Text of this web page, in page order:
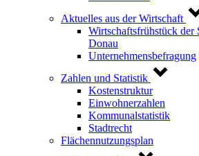
Aktuelles aus der Wirtschaft
Wirtschaftsfrühstück der
Donau
Unternehmensbefragung
Zahlen und Statistik
Kostenstruktur
Einwohnerzahlen
Kommunalstatistik
Stadtrecht
Flächennutzungsplan